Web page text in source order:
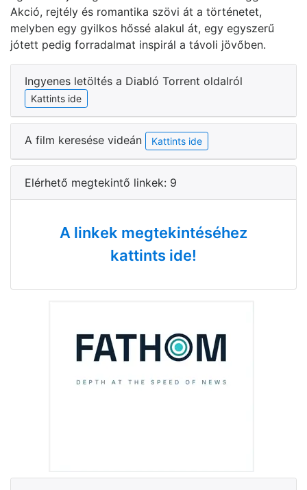
Akció, rejtély és romantika szövi át a történetet,
melyben egy gyilkos hőssé alakul át, egy egyszerű
jótett pedig forradalmat inspirál a távoli jövőben.
Ingyenes letöltés a Diabló Torrent oldalról
Kattints ide
A film keresése videán Kattints ide
Elérhető megtekintő linkek: 9
A linkek megtekintéséhez
kattints ide!